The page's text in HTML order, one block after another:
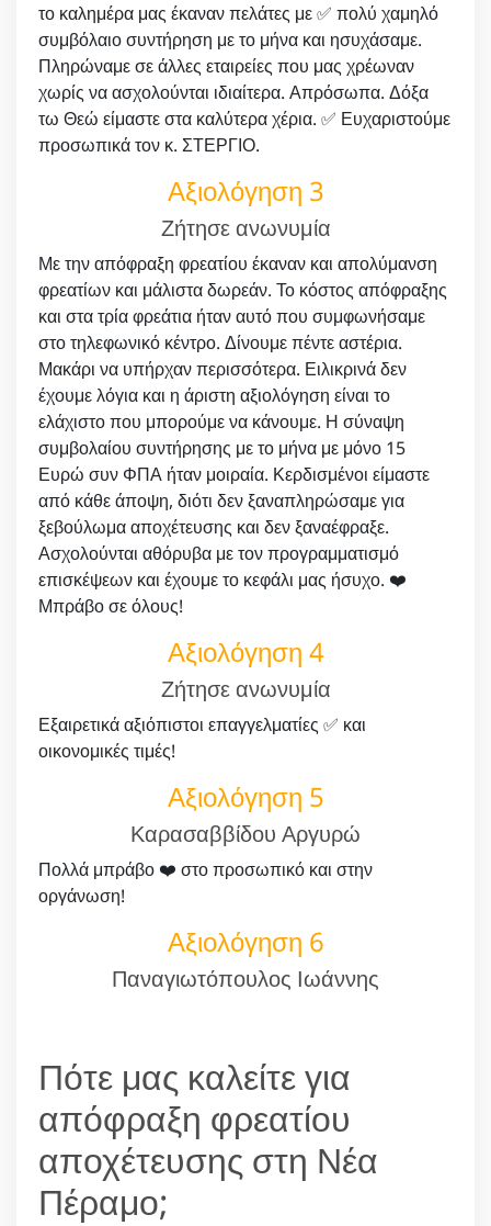
το καλημέρα μας έκαναν πελάτες με ✅ πολύ χαμηλό
συμβόλαιο συντήρηση με το μήνα και ησυχάσαμε.
Πληρώναμε σε άλλες εταιρείες που μας χρέωναν
χωρίς να ασχολούνται ιδιαίτερα. Απρόσωπα. Δόξα
τω Θεώ είμαστε στα καλύτερα χέρια. ✅ Ευχαριστούμε
προσωπικά τον κ. ΣΤΕΡΓΙΟ.
Αξιολόγηση 3
Ζήτησε ανωνυμία
Με την απόφραξη φρεατίου έκαναν και απολύμανση
φρεατίων και μάλιστα δωρεάν. Το κόστος απόφραξης
και στα τρία φρεάτια ήταν αυτό που συμφωνήσαμε
στο τηλεφωνικό κέντρο. Δίνουμε πέντε αστέρια.
Μακάρι να υπήρχαν περισσότερα. Ειλικρινά δεν
έχουμε λόγια και η άριστη αξιολόγηση είναι το
ελάχιστο που μπορούμε να κάνουμε. Η σύναψη
συμβολαίου συντήρησης με το μήνα με μόνο 15
Ευρώ συν ΦΠΑ ήταν μοιραία. Κερδισμένοι είμαστε
από κάθε άποψη, διότι δεν ξαναπληρώσαμε για
ξεβούλωμα αποχέτευσης και δεν ξαναέφραξε.
Ασχολούνται αθόρυβα με τον προγραμματισμό
επισκέψεων και έχουμε το κεφάλι μας ήσυχο. ❤️
Μπράβο σε όλους!
Αξιολόγηση 4
Ζήτησε ανωνυμία
Εξαιρετικά αξιόπιστοι επαγγελματίες ✅ και
οικονομικές τιμές!
Αξιολόγηση 5
Καρασαββίδου Αργυρώ
Πολλά μπράβο ❤️ στο προσωπικό και στην
οργάνωση!
Αξιολόγηση 6
Παναγιωτόπουλος Ιωάννης
Πότε μας καλείτε για
απόφραξη φρεατίου
αποχέτευσης στη Νέα
Πέραμο;